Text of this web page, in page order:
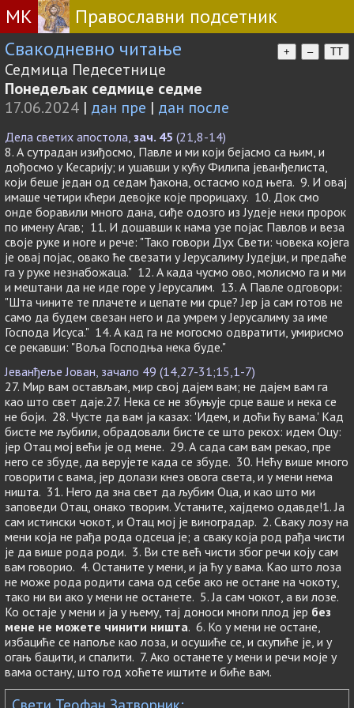
МК
Православни подсетник
Свакодневно читање
+ – TT
Седмица Педесетнице
Понедељак седмице седме
17.06.2024 | дан пре | дан после
Дела светих апостола, зач. 45 (21,8-14)
8. А сутрадан изиђосмо, Павле и ми који бејасмо са њим, и
дођосмо у Кесарију; и ушавши у кућу Филипа јеванђелиста,
који беше један од седам ђакона, остасмо код њега. 9. И овај
имаше четири кћери девојке које прорицаху. 10. Док смо
онде боравили много дана, сиђе одозго из Јудеје неки пророк
по имену Агав; 11. И дошавши к нама узе појас Павлов и веза
своје руке и ноге и рече: "Тако говори Дух Свети: човека којега
је овај појас, овако ће свезати у Јерусалиму Јудејци, и предаће
га у руке незнабожаца." 12. А када чусмо ово, молисмо га и ми
и мештани да не иде горе у Јерусалим. 13. А Павле одговори:
"Шта чините те плачете и цепате ми срце? Јер ја сам готов не
само да будем свезан него и да умрем у Јерусалиму за име
Господа Исуса." 14. А кад га не могосмо одвратити, умирисмо
се рекавши: "Воља Господња нека буде."
Јеванђеље Јован, зачало 49 (14,27-31;15,1-7)
27. Мир вам остављам, мир свој дајем вам; не дајем вам га
као што свет даје.27. Нека се не збуњује срце ваше и нека се
не боји. 28. Чусте да вам ја казах: 'Идем, и доћи ћу вама.' Кад
бисте ме љубили, обрадовали бисте се што рекох: идем Оцу:
јер Отац мој већи је од мене. 29. А сада сам вам рекао, пре
него се збуде, да верујете када се збуде. 30. Нећу више много
говорити с вама, јер долази кнез овога света, и у мени нема
ништа. 31. Него да зна свет да љубим Оца, и као што ми
заповеди Отац, онако творим. Устаните, хајдемо одавде!1. Ја
сам истински чокот, и Отац мој је виноградар. 2. Сваку лозу на
мени која не рађа рода одсеца је; а сваку која род рађа чисти
је да више рода роди. 3. Ви сте већ чисти због речи коју сам
вам говорио. 4. Останите у мени, и ја ћу у вама. Као што лоза
не може рода родити сама од себе ако не остане на чокоту,
тако ни ви ако у мени не останете. 5. Ја сам чокот, а ви лозе.
Ко остаје у мени и ја у њему, тај доноси многи плод јер без
мене не можете чинити ништа. 6. Ко у мени не остане,
избациће се напоље као лоза, и осушиће се, и скупиће је, и у
огањ бацити, и спалити. 7. Ако останете у мени и речи моје у
вама остану, што год хоћете иштите и биће вам.